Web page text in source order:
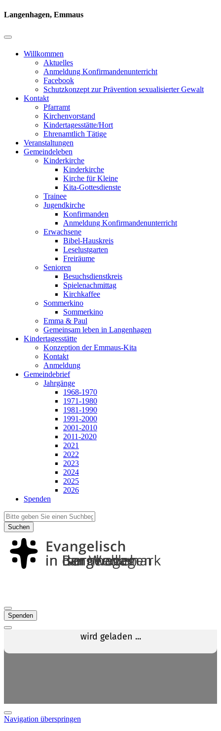
Langenhagen, Emmaus
Willkommen
Aktuelles
Anmeldung Konfirmandenunterricht
Facebook
Schutzkonzept zur Prävention sexualisierter Gewalt
Kontakt
Pfarramt
Kirchenvorstand
Kindertagesstätte/Hort
Ehrenamtlich Tätige
Veranstaltungen
Gemeindeleben
Kinderkirche
Kinderkirche
Kirche für Kleine
Kita-Gottesdienste
Trainee
Jugendkirche
Konfirmanden
Anmeldung Konfirmandenunterricht
Erwachsene
Bibel-Hauskreis
Leselustgarten
Freiräume
Senioren
Besuchsdienstkreis
Spielenachmittag
Kirchkaffee
Sommerkino
Sommerkino
Emma & Paul
Gemeinsam leben in Langenhagen
Kindertagesstätte
Konzeption der Emmaus-Kita
Kontakt
Anmeldung
Gemeindebrief
Jahrgänge
1968-1970
1971-1980
1981-1990
1991-2000
2001-2010
2011-2020
2021
2022
2023
2024
2025
2026
Spenden
Suchen
Spenden
Navigation überspringen